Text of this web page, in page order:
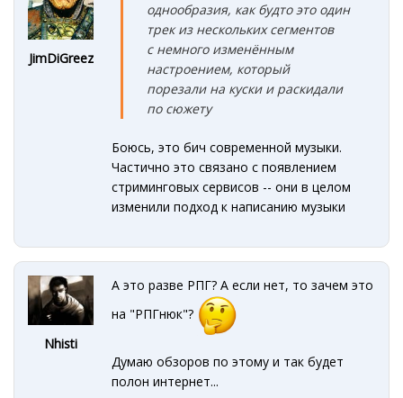
JimDiGreez
однообразия, какбудто это один
трек из несколькихсегментов
с немного изменённым
настроением, который
порезали на куски и раскидали
по сюжету
Боюсь, это бич современной музыки.
Частично это связано с появлением
стриминговых сервисов -- они в целом
изменили подход к написанию музыки
Nhisti
А это разве РПГ? А если нет, то зачем это
на "РПГнюк"?
Думаю обзоров по этому и так будет
полон интернет...